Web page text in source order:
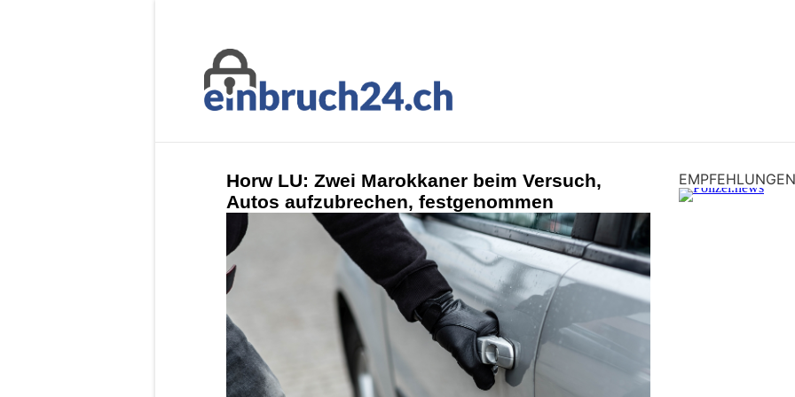
Horw LU: Zwei Marokkaner beim Versuch,
Autos aufzubrechen, festgenommen
EMPFEHLUNGEN